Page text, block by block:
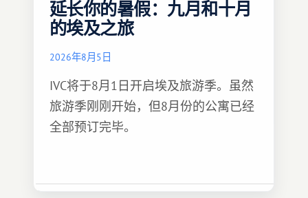
延长你的暑假：九月和十月
的埃及之旅
2026年8月5日
IVC将于8月1日开启埃及旅游季。虽然
旅游季刚刚开始，但8月份的公寓已经
全部预订完毕。